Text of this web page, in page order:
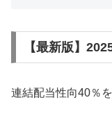
【最新版】
連結配当性向40％